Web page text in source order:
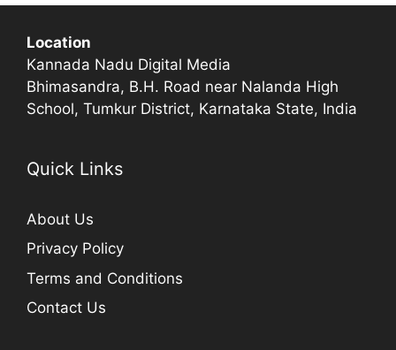
Location
Kannada Nadu Digital Media
Bhimasandra, B.H. Road near Nalanda High
School, Tumkur District, Karnataka State, India
Quick Links
About Us
Privacy Policy
Terms and Conditions
Contact Us